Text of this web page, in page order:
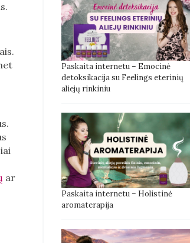
ar
Paskaita internetu – Emocinė
detoksikacija su Feelings eterinių
aliejų rinkiniu
Paskaita internetu – Holistinė
aromaterapija